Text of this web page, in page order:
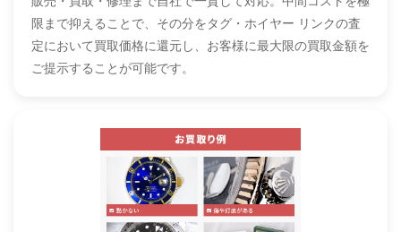
限まで抑えることで、その分をタグ・ホイヤー リンクの査
定において買取価格に還元し、お客様に最大限の買取金額を
ご提示することが可能です。